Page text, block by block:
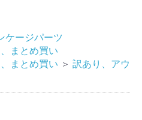
ケージパーツ
まとめ買い
まとめ買い ＞ 訳あり、アウ